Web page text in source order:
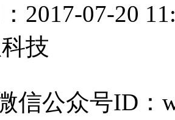
2017-07-20
技
信公众号ID：